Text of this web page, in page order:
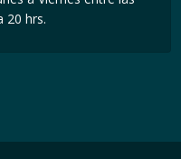
20 hrs.